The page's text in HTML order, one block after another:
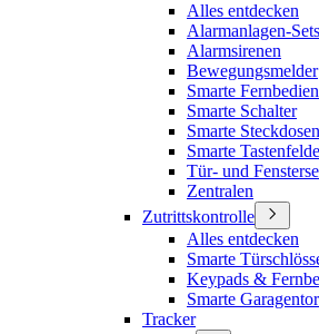
Alles entdecken
Alarmanlagen-Sets
Alarmsirenen
Bewegungsmelder
Smarte
Smarte Schalter
Smarte Steckdosen
Smarte
Tür- und
Zentralen
Zutrittskontrolle
Alles entdecken
Smarte
Keypads &
Smarte
Tracker